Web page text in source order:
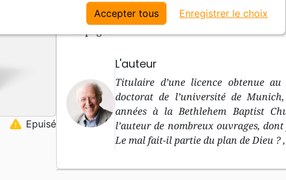
enraciné dans la Bible.
L'auteur
Titulaire d’une licence obtenue
doctorat de l’université de
années à la Bethlehem Baptist
l’auteur de nombreux ouvrages,
Le mal fait-il partie du plan de Dieu ?
warning Epuisé
Accepter tous Enregistrer le choix